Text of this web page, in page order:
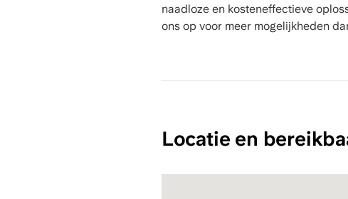
naadloze en kosteneffectieve
ons op voor meer mogelijkheden
Locatie en